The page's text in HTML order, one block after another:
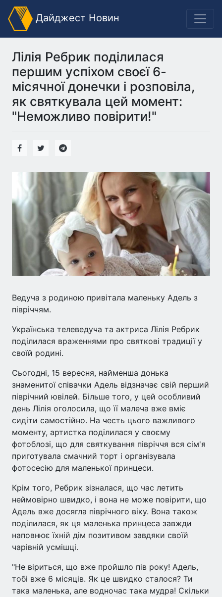
Дайджест Новин
Лілія Ребрик поділилася
першим успіхом своєї 6-
місячної донечки і розповіла,
як святкувала цей момент:
"Неможливо повірити!"
Ведуча з родиною привітала маленьку Адель з
півріччям.
Українська телеведуча та актриса Лілія Ребрик
поділилася враженнями про святкові традиції у
своїй родині.
Сьогодні, 15 вересня, найменша донька
знаменитої співачки Адель відзначає свій перший
піврічний ювілей. Більше того, у цей особливий
день Лілія оголосила, що її малеча вже вміє
сидіти самостійно. На честь цього важливого
моменту, артистка поділилася у своєму
фотоблозі, що для святкування півріччя вся сім'я
приготувала смачний торт і організувала
фотосесію для маленької принцеси.
Крім того, Ребрик зізналася, що час летить
неймовірно швидко, і вона не може повірити, що
Адель вже досягла піврічного віку. Вона також
поділилася, як ця маленька принцеса завжди
наповнює їхній дім позитивом завдяки своїй
чарівній усмішці.
"Не віриться, що вже пройшло пів року! Адель,
тобі вже 6 місяців. Як це швидко сталося? Ти
така маленька, але водночас така мудра! Скільки